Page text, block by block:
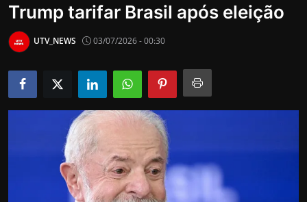
PIRACICABA
CAMPINAS
LIMEIRA
ESPIRITO SANTO
Trump tarifar Brasil após eleição
UTV_NEWS 03/07/2026 - 00:30